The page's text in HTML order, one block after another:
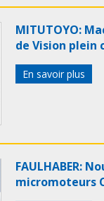
MITUTOYO:
de Vision plein
En savoir plus
FAULHABER:
micromoteurs